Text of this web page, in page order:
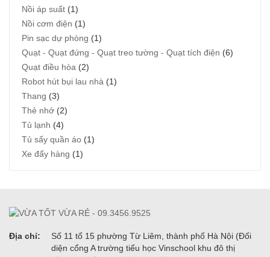
Nồi áp suất (1)
Nồi cơm điện (1)
Pin sạc dự phòng (1)
Quạt - Quạt đứng - Quạt treo tường - Quạt tích điện (6)
Quạt điều hòa (2)
Robot hút bụi lau nhà (1)
Thang (3)
Thẻ nhớ (2)
Tủ lạnh (4)
Tủ sấy quần áo (1)
Xe đẩy hàng (1)
Địa chỉ:
Số 11 tổ 15 phường Từ Liêm, thành phố Hà Nội (Đối
diện cổng A trường tiểu học Vinschool khu đô thị